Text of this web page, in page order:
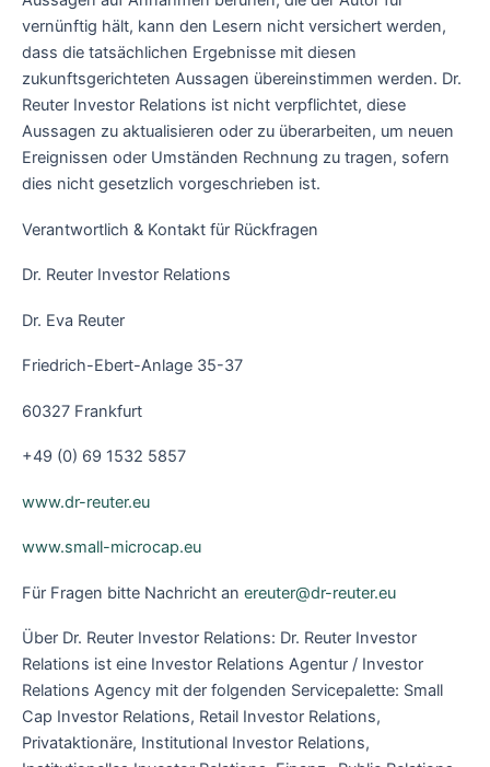
vernünftig hält, kann den Lesern nicht versichert werden,
dass die tatsächlichen Ergebnisse mit diesen
zukunftsgerichteten Aussagen übereinstimmen werden. Dr.
Reuter Investor Relations ist nicht verpflichtet, diese
Aussagen zu aktualisieren oder zu überarbeiten, um neuen
Ereignissen oder Umständen Rechnung zu tragen, sofern
dies nicht gesetzlich vorgeschrieben ist.
Verantwortlich & Kontakt für Rückfragen
Dr. Reuter Investor Relations
Dr. Eva Reuter
Friedrich-Ebert-Anlage 35-37
60327 Frankfurt
+49 (0) 69 1532 5857
www.dr-reuter.eu
www.small-microcap.eu
Für Fragen bitte Nachricht an ereuter@dr-reuter.eu
Über Dr. Reuter Investor Relations: Dr. Reuter Investor
Relations ist eine Investor Relations Agentur / Investor
Relations Agency mit der folgenden Servicepalette: Small
Cap Investor Relations, Retail Investor Relations,
Privataktionäre, Institutional Investor Relations,